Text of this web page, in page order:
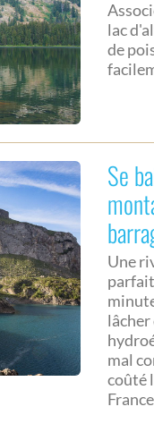
lac
de
Se
Une
lâcher
mal
coûté